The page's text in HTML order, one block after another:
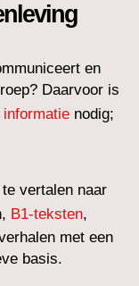
en
Daarvoor is
nodig;
vertalen naar
B1-teksten,
met een
basis.